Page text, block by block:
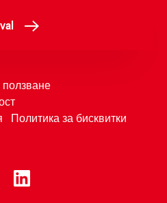
ползване
Политика за бисквитки